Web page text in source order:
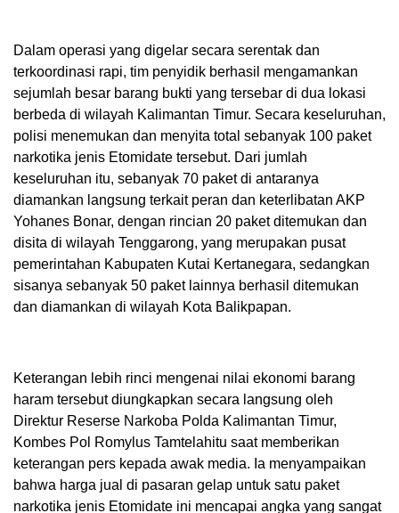
Dalam operasi yang digelar secara serentak dan
terkoordinasi rapi, tim penyidik berhasil mengamankan
sejumlah besar barang bukti yang tersebar di dua lokasi
berbeda di wilayah Kalimantan Timur. Secara keseluruhan,
polisi menemukan dan menyita total sebanyak 100 paket
narkotika jenis Etomidate tersebut. Dari jumlah
keseluruhan itu, sebanyak 70 paket di antaranya
diamankan langsung terkait peran dan keterlibatan AKP
Yohanes Bonar, dengan rincian 20 paket ditemukan dan
disita di wilayah Tenggarong, yang merupakan pusat
pemerintahan Kabupaten Kutai Kertanegara, sedangkan
sisanya sebanyak 50 paket lainnya berhasil ditemukan
dan diamankan di wilayah Kota Balikpapan.
Keterangan lebih rinci mengenai nilai ekonomi barang
haram tersebut diungkapkan secara langsung oleh
Direktur Reserse Narkoba Polda Kalimantan Timur,
Kombes Pol Romylus Tamtelahitu saat memberikan
keterangan pers kepada awak media. Ia menyampaikan
bahwa harga jual di pasaran gelap untuk satu paket
narkotika jenis Etomidate ini mencapai angka yang sangat